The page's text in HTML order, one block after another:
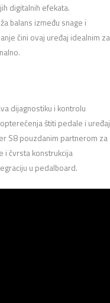
digitalnih efekata.
balans između snage i
čini ovaj uređaj idealnim za
dijagnostiku i kontrolu
štiti pedale i uređaj
S8 pouzdanim partnerom za
i čvrsta konstrukcija
u pedalboard.